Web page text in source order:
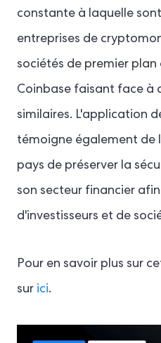
constante à laquelle
entreprises de
sociétés de premier
Coinbase faisant face à
similaires. L'application
témoigne également de
pays de préserver la
son secteur financier
d'investisseurs et de
Pour en savoir plus sur
sur ici.